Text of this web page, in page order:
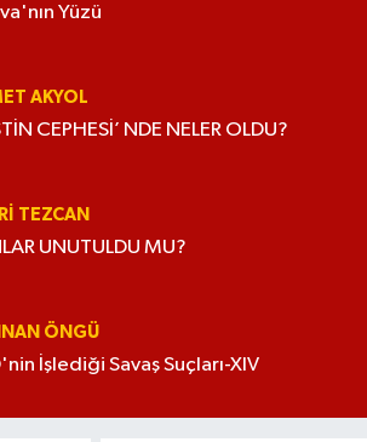
Yüzü
AKYOL
CEPHESİ’ NDE NELER OLDU?
TEZCAN
UNUTULDU MU?
ÖNGÜ
İşlediği Savaş Suçları-XIV